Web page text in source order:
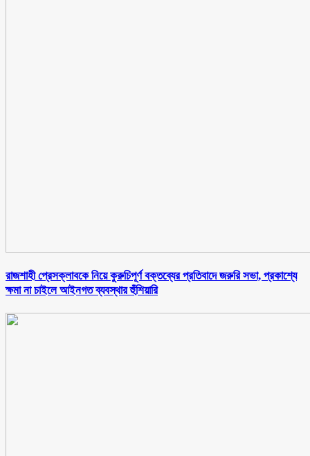
রাজশাহী প্রেসক্লাবকে নিয়ে কুরুচিপূর্ণ বক্তব্যের প্রতিবাদে জরুরি সভা, প্রকাশ্যে
ক্ষমা না চাইলে আইনগত ব্যবস্থার হুঁশিয়ারি